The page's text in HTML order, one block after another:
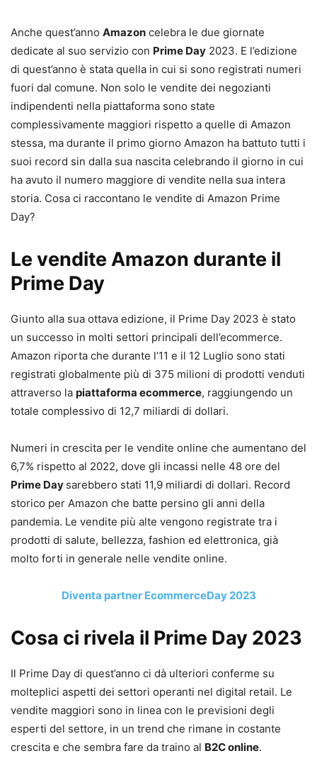
Anche quest’anno Amazon celebra le due giornate
dedicate al suo servizio con Prime Day 2023. E l’edizione
di quest’anno è stata quella in cui si sono registrati numeri
fuori dal comune. Non solo le vendite dei negozianti
indipendenti nella piattaforma sono state
complessivamente maggiori rispetto a quelle di Amazon
stessa, ma durante il primo giorno Amazon ha battuto tutti i
suoi record sin dalla sua nascita celebrando il giorno in cui
ha avuto il numero maggiore di vendite nella sua intera
storia. Cosa ci raccontano le vendite di Amazon Prime
Day?
Le vendite Amazon durante il
Prime Day
Giunto alla sua ottava edizione, il Prime Day 2023 è stato
un successo in molti settori principali dell’ecommerce.
Amazon riporta che durante l’11 e il 12 Luglio sono stati
registrati globalmente più di 375 milioni di prodotti venduti
attraverso la piattaforma ecommerce, raggiungendo un
totale complessivo di 12,7 miliardi di dollari.
Numeri in crescita per le vendite online che aumentano del
6,7% rispetto al 2022, dove gli incassi nelle 48 ore del
Prime Day sarebbero stati 11,9 miliardi di dollari. Record
storico per Amazon che batte persino gli anni della
pandemia. Le vendite più alte vengono registrate tra i
prodotti di salute, bellezza, fashion ed elettronica, già
molto forti in generale nelle vendite online.
Diventa partner EcommerceDay 2023
Cosa ci rivela il Prime Day 2023
Il Prime Day di quest’anno ci dà ulteriori conferme su
molteplici aspetti dei settori operanti nel digital retail. Le
vendite maggiori sono in linea con le previsioni degli
esperti del settore, in un trend che rimane in costante
crescita e che sembra fare da traino al B2C online.